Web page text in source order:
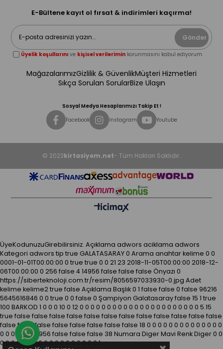
E-Bültene kayıt ol fırsat & indirimleri kaçırma!
Gönder
Üyelik koşullarını ve kişisel verilerimin korunmasını kabul ediyorum.
MağazalarımızGizlilik & GüvenlikMüşteri Hizmetleri
Sıkça Sorulan SorularBize Ulaşın
Sosyal Medya Hesaplarımızı Takip Et !
Facebook
Instagram Youtube
© 2023kirtasiyem.net- Tüm Hakları Saklıdır.
Whatsapp Destek Hattı
ÜyeKodunuzuGirebilirsiniz. Açıklama adwors aciklama adwors
Kategori adwors tip true GALATASARAY0 Arama anahtar kelime 0 0
0001-01-01T00:00:00 0 true true 0 0 21 23 2018-11-05T00:00:00 2018-12-
06T00:00:00 0 256 false 414956 false false false Önyazı 0
https://siberteknoloji.com.tr/resim/8056597033930-0.jpg Adet
kelime kelime2true false Açıklama Başlık0 1 false false 0 false 96216
5645616846 0 0 true 0 0 false 0 Şampiyon Galatasarayfalse 15 1 true
100 BARKOD 1 0 0 0 10 0 120 0 0 0 0 0 0 0 0 0 0 0 0 0 0 0 0 0 0 0 0 0 5.15
true false false false false false false false false false false false false
false falsefalse false false false false false 18 0 0 0 0 0 0 0 0 0 0 0 0 0 0
0 0 0 0014956 false false false 38 Numara DigerMavi RenkDiger0 0
00000 00000000000001